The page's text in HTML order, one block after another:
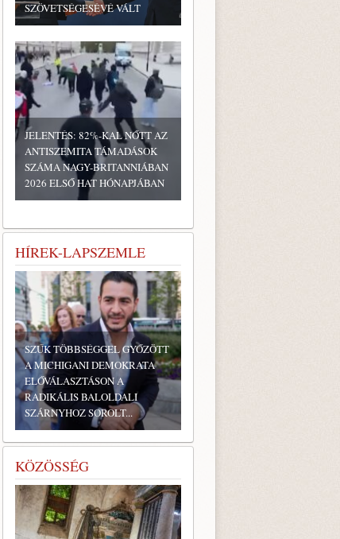
SZÖVETSÉGESÉVÉ VÁLT
JELENTÉS: 82%-KAL NŐTT AZ
ANTISZEMITA TÁMADÁSOK
SZÁMA NAGY-BRITANNIÁBAN
2026 ELSŐ HAT HÓNAPJÁBAN
HÍREK-LAPSZEMLE
SZŰK TÖBBSÉGGEL GYŐZÖTT
A MICHIGANI DEMOKRATA
ELŐVÁLASZTÁSON A
RADIKÁLIS BALOLDALI
SZÁRNYHOZ SOROLT...
KÖZÖSSÉG